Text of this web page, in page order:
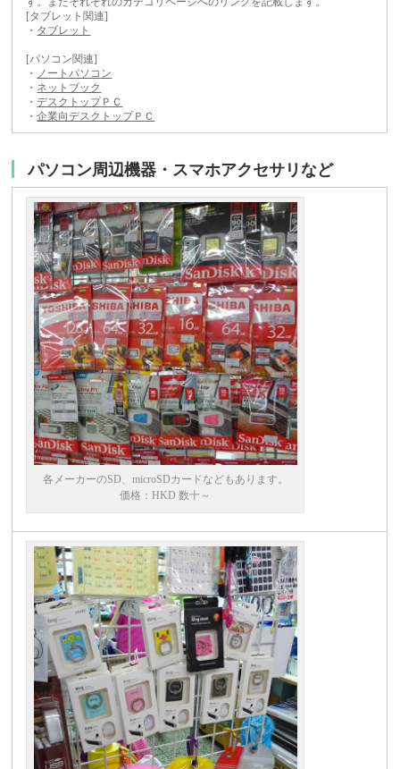
[タブレット関連]
・ タブレット
[パソコン関連]
・ ノートパソコン
・ ネットブック
・デスクトップＰＣ
・企業向デスクトップＰＣ
パソコン周辺機器・スマホアクセサリなど
各メーカーのSD、microSDカードなどもあります。
価格：HKD 数十～